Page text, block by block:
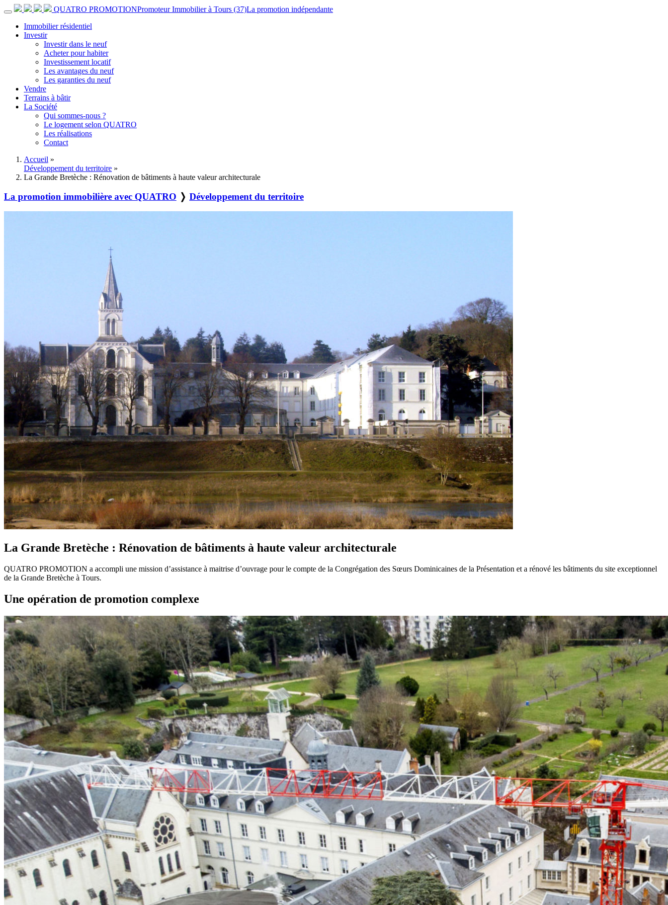
QUATRO PROMOTIONPromoteur Immobilier à Tours (37)La promotion indépendante
Immobilier résidentiel
Investir
Investir dans le neuf
Acheter pour habiter
Investissement locatif
Les avantages du neuf
Les garanties du neuf
Vendre
Terrains à bâtir
La Société
Qui sommes-nous ?
Le logement selon QUATRO
Les réalisations
Contact
Accueil »
Développement du territoire »
La Grande Bretèche : Rénovation de bâtiments à haute valeur architecturale
La promotion immobilière avec QUATRO ❭ Développement du territoire
La Grande Bretèche : Rénovation de bâtiments à haute valeur architecturale
QUATRO PROMOTION a accompli une mission d’assistance à maitrise d’ouvrage pour le compte de la Congrégation des Sœurs Dominicaines de la Présentation et a rénové les bâtiments du site exceptionnel
de la Grande Bretèche à Tours.
Une opération de promotion complexe